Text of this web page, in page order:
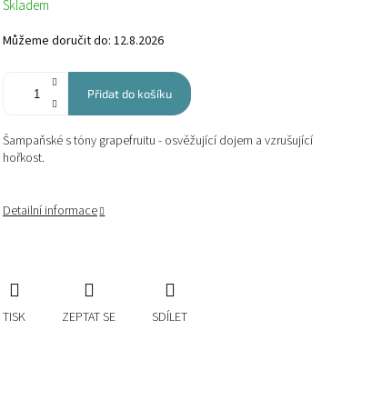
cena:
Skladem
Můžeme doručit do: 12.8.2026
Přidat do košíku
Šampaňské s tóny grapefruitu - osvěžující dojem a vzrušující
hořkost.
Detailní informace
TISK ZEPTAT SE SDÍLET